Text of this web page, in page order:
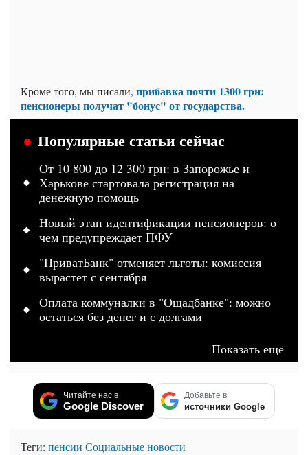
Кроме того, мы писали, прибавка почти 1300 грн:
пенсионеры получат "бонус" от государства.
Популярные статьи сейчас
От 10 800 до 12 300 грн: в Запорожье и
Харькове стартовала регистрация на
денежную помощь
Новый этап идентификации пенсионеров: о
чем предупреждает ПФУ
"ПриватБанк" отменяет льготы: комиссия
вырастет с сентября
Оплата коммуналки в "Ощадбанке": можно
остаться без денег и с долгами
Показать еще
Читайте нас в
Google Discover
Добавьте в
источники Google
Теги: пенсии Социальные новости